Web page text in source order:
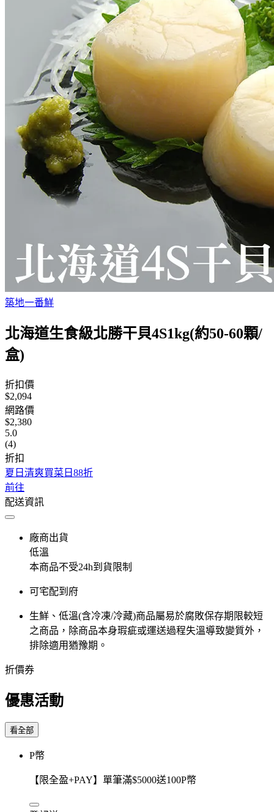
築地一番鮮
北海道生食級北勝干貝4S1kg(約50-60顆/
盒)
折扣價
$2,094
網路價
$2,380
5.0
(4)
折扣
夏日清爽買菜日88折
前往
配送資訊
廠商出貨
低溫
本商品不受24h到貨限制
可宅配到府
生鮮、低溫(含冷凍/冷藏)商品屬易於腐敗保存期限較短
之商品，除商品本身瑕疵或運送過程失溫導致變質外，
排除適用猶豫期。
折價券
優惠活動
看全部
P幣
【限全盈+PAY】單筆滿$5000送100P幣